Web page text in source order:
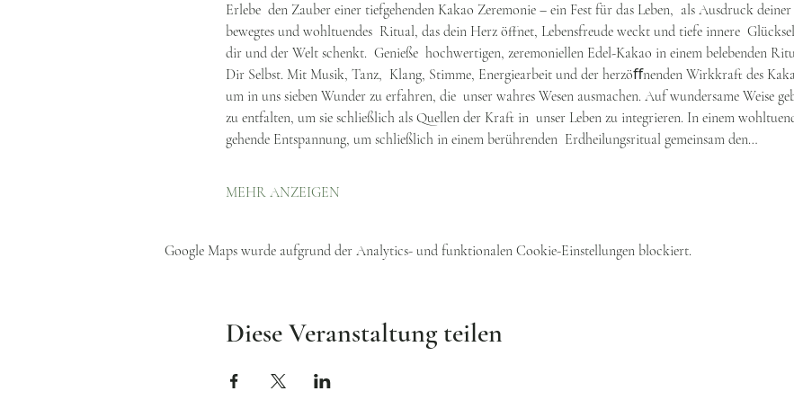
Erlebe  den Zauber einer tiefgehenden Kakao Zeremonie – ein Fest für das Leben,  als Ausdruck
bewegtes und wohltuendes  Ritual, das dein Herz öffnet, Lebensfreude weckt und tiefe innere
dir und der Welt schenkt. ​ Genieße  hochwertigen, zeremoniellen Edel-Kakao in einem belebenden
Dir Selbst. Mit Musik, Tanz,  Klang, Stimme, Energiearbeit und der herzöﬀnenden Wirkkraft des
um in uns sieben Wunder zu erfahren, die  unser wahres Wesen ausmachen. Auf wundersame Weise
zu entfalten, um sie schließlich als Quellen der Kraft in  unser Leben zu integrieren. In einem
gehende Entspannung, um schließlich in einem berührenden  Erdheilungsritual gemeinsam den…
MEHR ANZEIGEN
Google Maps wurde aufgrund der Analytics- und funktionalen Cookie-Einstellungen blockiert.
Diese Veranstaltung teilen